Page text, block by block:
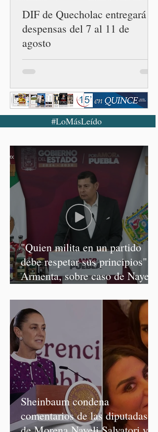
DIF de Quecholac entregará
despensas del 7 al 11 de
agosto
#LoMásLeído
"Quien milita en un partido
debe respetar sus principios":
Armenta, sobre caso de Nayeli
Sheinbaum condena
comentarios de las diputadas